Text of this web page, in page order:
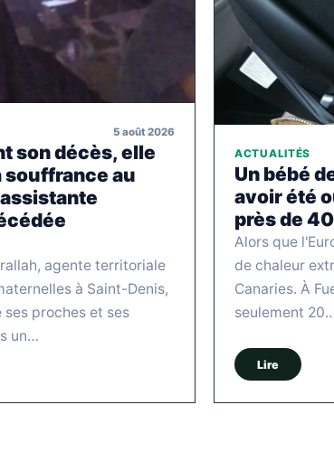
5 août 2026
son décès, elle
souffrance au
agente territoriale
à Saint-Denis,
proches et ses
un…
ACTUALITÉS
Un bébé
avoir été
près de 40
Alors que
de chaleur
Canaries. À
seulement
Lire